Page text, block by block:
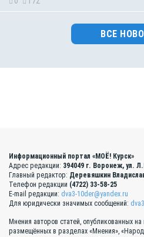
ВСЕ
Информационный портал «МОЁ! Курск»
Адрес редакции: 394049 г. Воронеж, ул.
Главный редактор: Деревяшкин
Телефон редакции (4722) 33-58-25
E-mail редакции: dva3-10der@yandex.ru
Для юридически значимых сообщений:
Мнения авторов статей, опубликованных
размещённых в разделах «Мнения»,